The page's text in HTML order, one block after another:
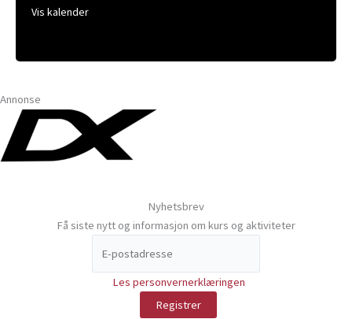
Vis kalender
Annonse
Nyhetsbrev
Få siste nytt og informasjon om kurs og aktiviteter
Les personvernerklæringen